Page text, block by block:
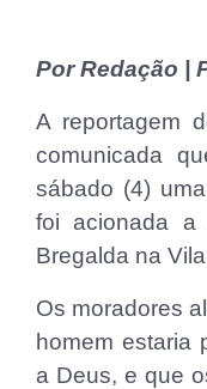
Por Redação |
A reportagem
comunicada
sábado (4)
foi acionada a
Bregalda na
Os moradores
homem estaria
a Deus, e que